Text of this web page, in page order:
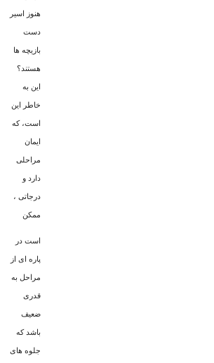
هنوز اسیر
دست
بازیچه ها
هستند؟
این به
خاطر این
است، که
ایمان
مراحلى
دارد و
درجاتى ،
ممکن
است در
پاره اى از
مراحل به
قدرى
ضعیف
باشد که
جلوه هاى